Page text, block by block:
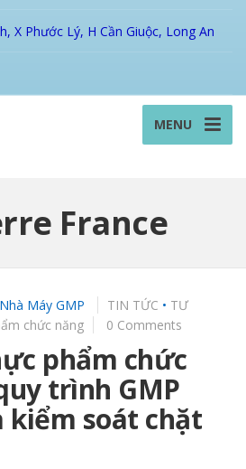
X Phước Lý, H Cần Giuộc, Long An
MENU
France
Nhà Máy GMP TIN TỨC • TƯ
chức năng 0 Comments
phẩm chức
trình GMP
kiểm soát chặt